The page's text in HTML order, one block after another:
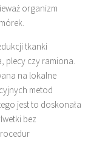
organizm
tkanki
plecy czy ramiona.
na lokalne
metod
jest to doskonała
bez